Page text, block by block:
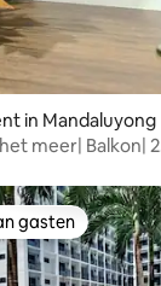
in Mandaluyong
meer| Balkon| 2
gasten
gasten